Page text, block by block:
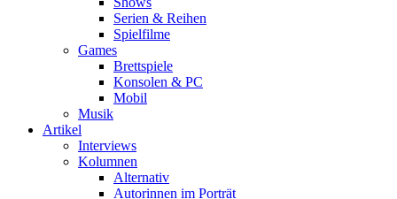
Serien & Reihen
Spielfilme
Games
Brettspiele
Konsolen & PC
Mobil
Musik
Artikel
Interviews
Kolumnen
Alternativ
Autorinnen im Porträt